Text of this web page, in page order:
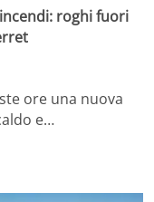
roghi fuori
ore una nuova
e…